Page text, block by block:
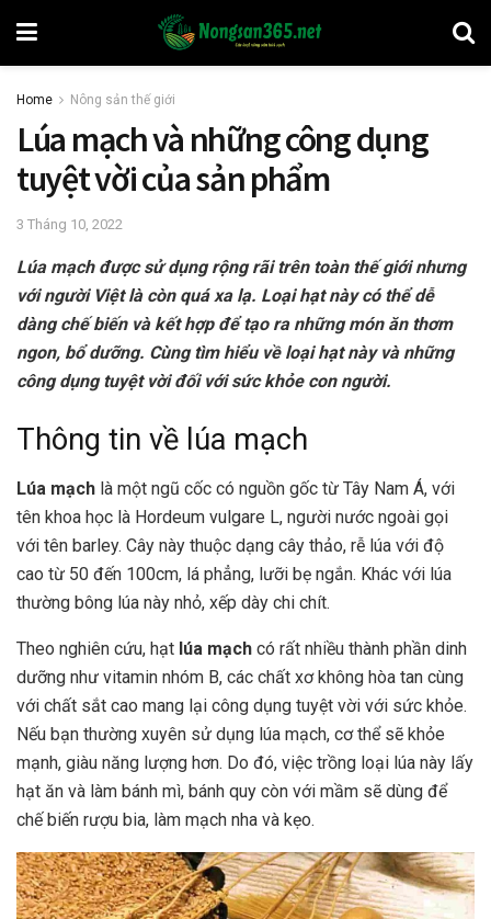
Home Nông sản thế giới
Lúa mạch và những công dụng
tuyệt vời của sản phẩm
3 Tháng 10, 2022
Lúa mạch được sử dụng rộng rãi trên toàn thế giới nhưng
với người Việt là còn quá xa lạ. Loại hạt này có thể dễ
dàng chế biến và kết hợp để tạo ra những món ăn thơm
ngon, bổ dưỡng. Cùng tìm hiểu về loại hạt này và những
công dụng tuyệt vời đối với sức khỏe con người.
Thông tin về lúa mạch
Lúa mạch là một ngũ cốc có nguồn gốc từ Tây Nam Á, với
tên khoa học là Hordeum vulgare L, người nước ngoài gọi
với tên barley. Cây này thuộc dạng cây thảo, rễ lúa với độ
cao từ 50 đến 100cm, lá phẳng, lưỡi bẹ ngắn. Khác với lúa
thường bông lúa này nhỏ, xếp dày chi chít.
Theo nghiên cứu, hạt lúa mạch có rất nhiều thành phần dinh
dưỡng như vitamin nhóm B, các chất xơ không hòa tan cùng
với chất sắt cao mang lại công dụng tuyệt vời với sức khỏe.
Nếu bạn thường xuyên sử dụng lúa mạch, cơ thể sẽ khỏe
mạnh, giàu năng lượng hơn. Do đó, việc trồng loại lúa này lấy
hạt ăn và làm bánh mì, bánh quy còn với mầm sẽ dùng để
chế biến rượu bia, làm mạch nha và kẹo.